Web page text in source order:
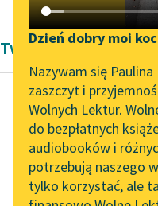
Katalog DAISY
Podkasty o książkach
Aktualności
„Prokurator Alicja Horn”
do słuchania
Byliśmy częścią AI Impact
Lab
Dzień dobry moi
Nazywam się
zaszczyt i
Wolnych Lektur.
do bezpłatnych
audiobooków i
potrzebują naszego
tylko korzystać, ale
Twórczość